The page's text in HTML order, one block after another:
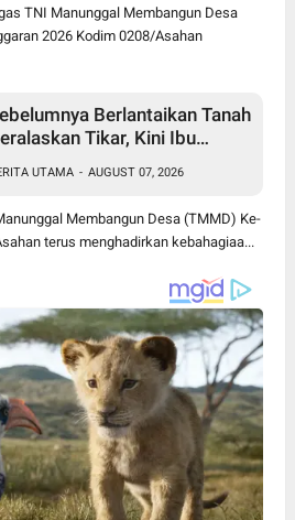
TNI Manunggal Membangun Desa
2026 Kodim 0208/Asahan
Berlantaikan Tanah
Tikar, Kini Ibu
Layak Berkat Satgas
Ke-129 Kodim
Asahan
UTAMA - AUGUST 07, 2026
Membangun Desa (TMMD) Ke-
terus menghadirkan kebahagiaa...